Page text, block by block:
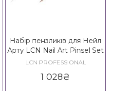
Набір пензликів для Нейл
Арту LCN Nail Art Pinsel Set
4 шт.
LCN PROFESSIONAL
1 028₴